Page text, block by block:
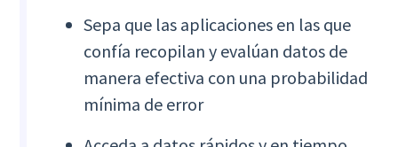
Sepa que las aplicaciones en las que
confía recopilan y evalúan datos de
manera efectiva con una probabilidad
mínima de error